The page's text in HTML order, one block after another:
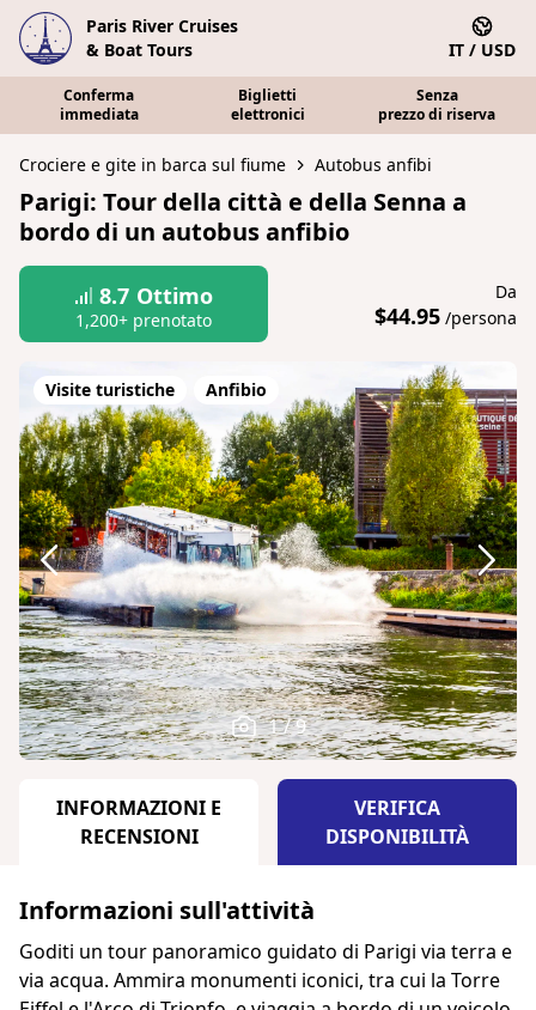
Paris River Cruises
& Boat Tours
IT / USD
Conferma
immediata
Biglietti
elettronici
Senza
prezzo di riserva
Crociere e gite in barca sul fiume Autobus anfibi
Parigi: Tour della città e della Senna a
bordo di un autobus anfibio
8.7 Ottimo
1,200+ prenotato
Da
$44.95 /persona
Visite turistiche Anfibio
1 / 9
INFORMAZIONI E
RECENSIONI
VERIFICA
DISPONIBILITÀ
Informazioni sull'attività
Goditi un tour panoramico guidato di Parigi via terra e
via acqua. Ammira monumenti iconici, tra cui la Torre